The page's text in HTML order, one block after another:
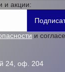
и акции:
и
24, оф. 204